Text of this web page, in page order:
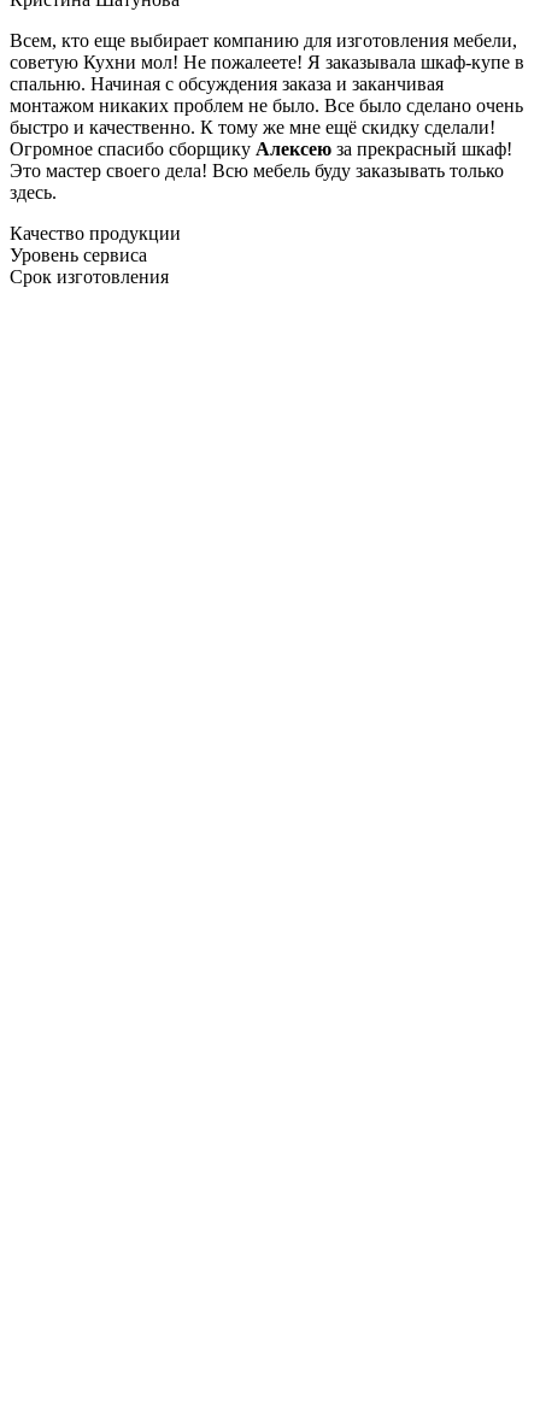
Всем, кто еще выбирает компанию для изготовления мебели,
советую Кухни мол! Не пожалеете! Я заказывала шкаф-купе в
спальню. Начиная с обсуждения заказа и заканчивая
монтажом никаких проблем не было. Все было сделано очень
быстро и качественно. К тому же мне ещё скидку сделали!
Огромное спасибо сборщику Алексею за прекрасный шкаф!
Это мастер своего дела! Всю мебель буду заказывать только
здесь.
Качество продукции
Уровень сервиса
Срок изготовления